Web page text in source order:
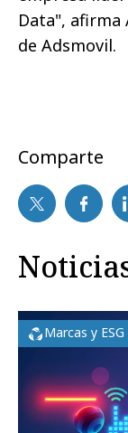
Data", afirma
de Adsmovil.
Comparte
Marcas y ESG